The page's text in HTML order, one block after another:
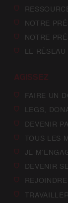
NOTRE
NOTRE
LE
AGISSEZ
FAIRE UN
LEGS,
DEVENIR
TOUS LES
JE
DEVENIR